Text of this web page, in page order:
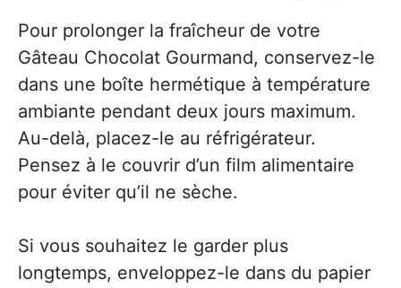
Pour prolonger la fraîcheur de votre
Gâteau Chocolat Gourmand, conservez-le
dans une boîte hermétique à température
ambiante pendant deux jours maximum.
Au-delà, placez-le au réfrigérateur.
Pensez à le couvrir d’un film alimentaire
pour éviter qu’il ne sèche.
Si vous souhaitez le garder plus
longtemps, enveloppez-le dans du papier